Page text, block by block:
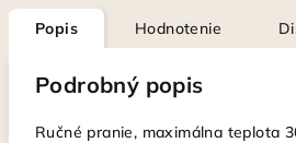
Popis Hodnotenie
Podrobný popis
Ručné pranie, maximálna teplota